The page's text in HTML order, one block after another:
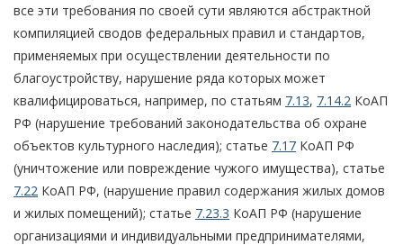
все эти требования по своей сути являются абстрактной
компиляцией сводов федеральных правил и стандартов,
применяемых при осуществлении деятельности по
благоустройству, нарушение ряда которых может
квалифицироваться, например, по статьям 7.13, 7.14.2 КоАП
РФ (нарушение требований законодательства об охране
объектов культурного наследия); статье 7.17 КоАП РФ
(уничтожение или повреждение чужого имущества), статье
7.22 КоАП РФ, (нарушение правил содержания жилых домов
и жилых помещений); статье 7.23.3 КоАП РФ (нарушение
организациями и индивидуальными предпринимателями,